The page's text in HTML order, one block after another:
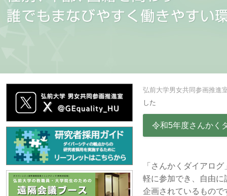
弘前大学男女共同参画推進
した
令和5年度さんかく
「さんかくダイアロ
軽に参加でき、自由
企画されているもので